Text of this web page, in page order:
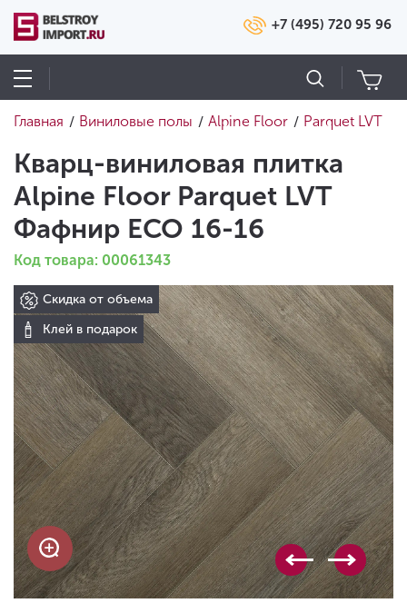
+7 (495) 720 95 96
Главная / Виниловые полы / Alpine Floor / Parquet LVT
Кварц-виниловая плитка
Alpine Floor Parquet LVT
Фафнир ECO 16-16
Код товара: 00061343
Скидка от объема
Клей в подарок